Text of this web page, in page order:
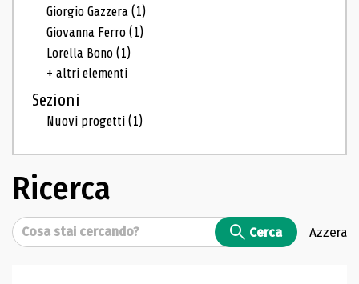
Giorgio Gazzera(1)
Giovanna Ferro(1)
Lorella Bono(1)
+ altri elementi
Sezioni
Nuovi progetti(1)
Ricerca
Cerca Cerca Azzera